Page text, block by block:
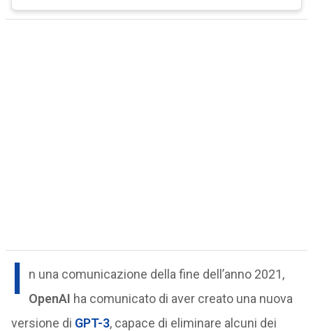
I
n una comunicazione della fine dell’anno 2021,
OpenAI ha comunicato di aver creato una nuova
versione di GPT-3, capace di eliminare alcuni dei